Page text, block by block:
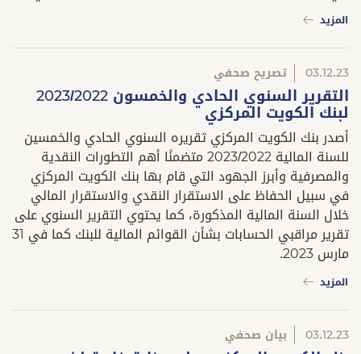
المزيد
03.12.23 تصريح صحفي
التقرير السنوي الحادي والخمسون 2023/2022
لبنك الكويت المركزي
أصدر بنك الكويت المركزي تقريره السنوي الحادي والخمسين
للسنة المالية 2023/2022 متضمنًا أهم التطورات النقدية
والمصرفية وأبرز الجهود التي قام بها بنك الكويت المركزي
في سبيل الحفاظ على الاستقرار النقدي والاستقرار المالي
خلال السنة المالية المذكورة، كما يحتوي التقرير السنوي على
تقرير مراقبي الحسابات بشأن القوائم المالية للبنك كما في 31
مارس 2023.
المزيد
03.12.23 بيان صحفي